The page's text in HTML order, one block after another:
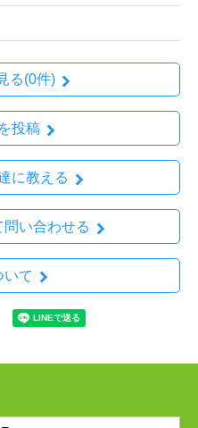
る(0件)
投稿
に教える
い合わせる
いて